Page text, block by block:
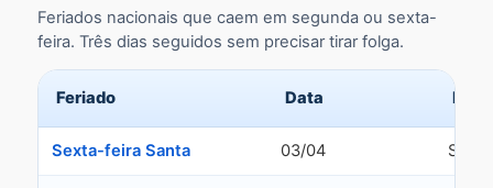
Feriados nacionais que caem em segunda ou sexta-
feira. Três dias seguidos sem precisar tirar folga.
Feriado Data Dia
Sexta-feira Santa 03/04